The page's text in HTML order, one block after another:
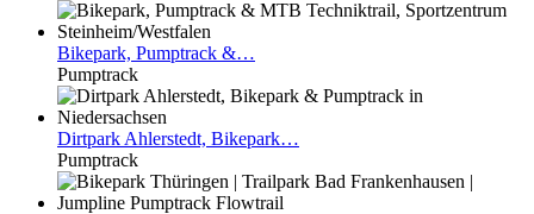
Bikepark, Pumptrack &…
Pumptrack
Dirtpark Ahlerstedt, Bikepark…
Pumptrack